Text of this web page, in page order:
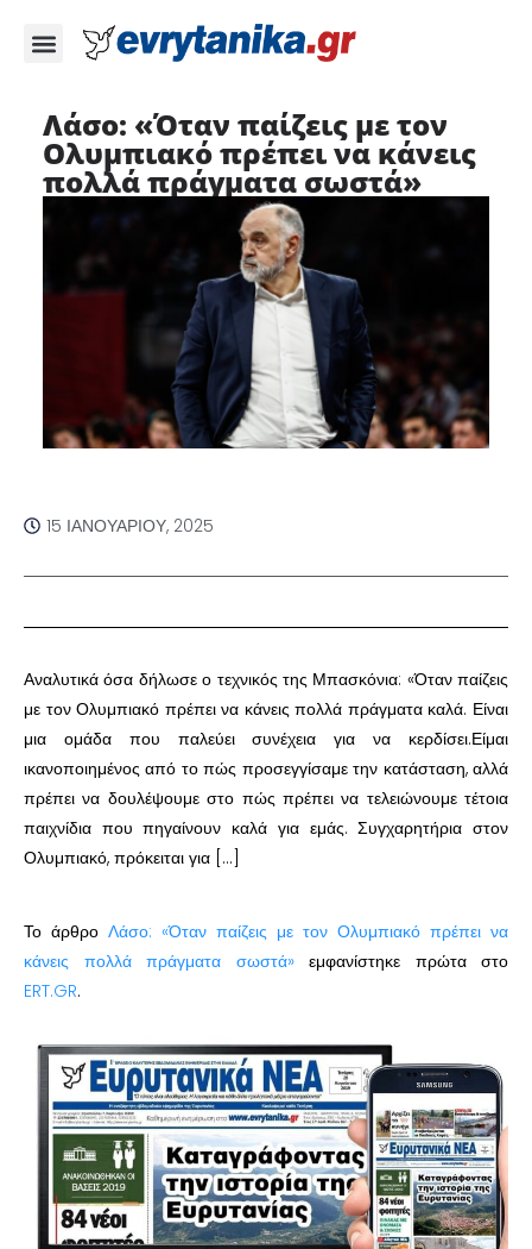
Λάσο: «Όταν παίζεις με τον
Ολυμπιακό πρέπει να κάνεις
πολλά πράγματα σωστά»
15 ΙΑΝΟΥΑΡΊΟΥ, 2025
Αναλυτικά όσα δήλωσε ο τεχνικός της Μπασκόνια: «Όταν παίζεις
με τον Ολυμπιακό πρέπει να κάνεις πολλά πράγματα καλά. Είναι
μια ομάδα που παλεύει συνέχεια για να κερδίσει.Είμαι
ικανοποιημένος από το πώς προσεγγίσαμε την κατάσταση, αλλά
πρέπει να δουλέψουμε στο πώς πρέπει να τελειώνουμε τέτοια
παιχνίδια που πηγαίνουν καλά για εμάς. Συγχαρητήρια στον
Ολυμπιακό, πρόκειται για […]
Το άρθρο Λάσο: «Όταν παίζεις με τον Ολυμπιακό πρέπει να
κάνεις πολλά πράγματα σωστά»εμφανίστηκε πρώτα στο
ERT.GR.